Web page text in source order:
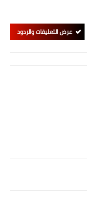
عرض التعليقات والردود